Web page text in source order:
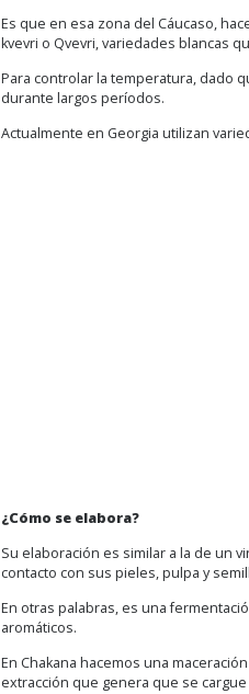
Es que en esa zona del Cáucaso,
kvevri o Qvevri, variedades blancas
Para controlar la temperatura, dado
durante largos períodos.
Actualmente en Georgia utilizan
¿Cómo se elabora?
Su elaboración es similar a la de un
contacto con sus pieles, pulpa y
En otras palabras, es una
aromáticos.
En Chakana hacemos una
extracción que genera que se